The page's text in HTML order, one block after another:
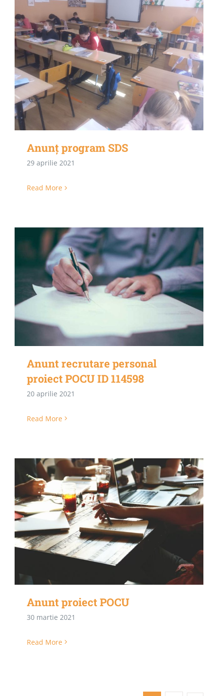
Anunț program SDS
29 aprilie 2021
Read More
Anunt recrutare personal
proiect POCU ID 114598
20 aprilie 2021
Read More
Anunt proiect POCU
30 martie 2021
Read More